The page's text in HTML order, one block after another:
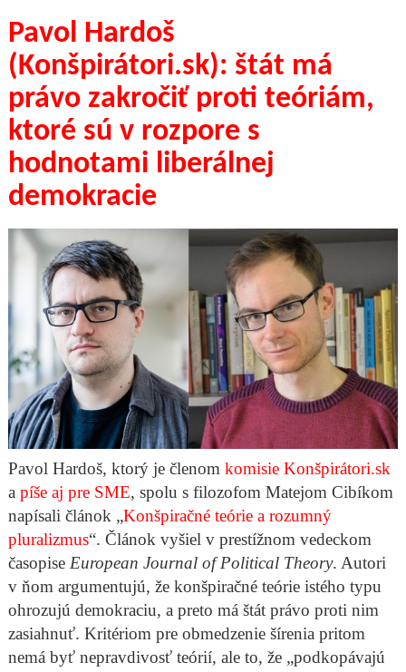
Pavol Hardoš
(Konšpirátori.sk): štát má
právo zakročiť proti teóriám,
ktoré sú v rozpore s
hodnotami liberálnej
demokracie
Pavol Hardoš, ktorý je členom komisie Konšpirátori.sk
a píše aj pre SME, spolu s filozofom Matejom Cibíkom
napísali článok „Konšpiračné teórie a rozumný
pluralizmus“. Článok vyšiel v prestížnom vedeckom
časopise European Journal of Political Theory. Autori
v ňom argumentujú, že konšpiračné teórie istého typu
ohrozujú demokraciu, a preto má štát právo proti nim
zasiahnuť. Kritériom pre obmedzenie šírenia pritom
nemá byť nepravdivosť teórií, ale to, že „podkopávajú